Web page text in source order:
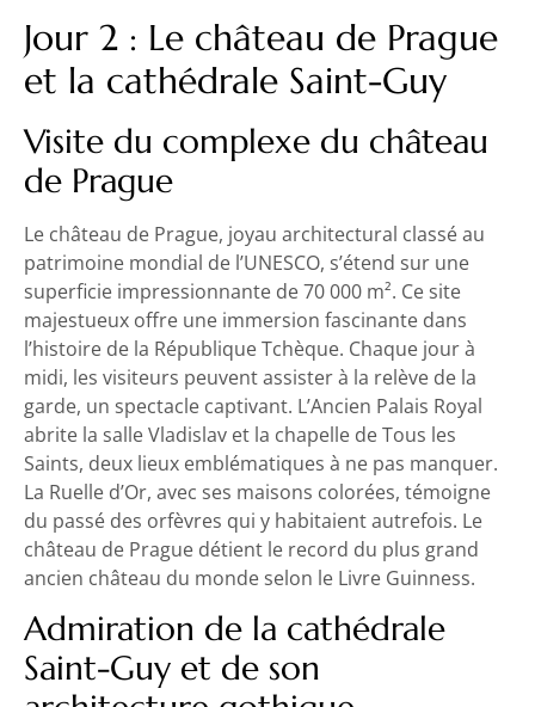
Jour 2 : Le château de Prague
et la cathédrale Saint-Guy
Visite du complexe du château
de Prague
Le château de Prague, joyau architectural classé au
patrimoine mondial de l’UNESCO, s’étend sur une
superficie impressionnante de 70 000 m². Ce site
majestueux offre une immersion fascinante dans
l’histoire de la République Tchèque. Chaque jour à
midi, les visiteurs peuvent assister à la relève de la
garde, un spectacle captivant. L’Ancien Palais Royal
abrite la salle Vladislav et la chapelle de Tous les
Saints, deux lieux emblématiques à ne pas manquer.
La Ruelle d’Or, avec ses maisons colorées, témoigne
du passé des orfèvres qui y habitaient autrefois. Le
château de Prague détient le record du plus grand
ancien château du monde selon le Livre Guinness.
Admiration de la cathédrale
Saint-Guy et de son